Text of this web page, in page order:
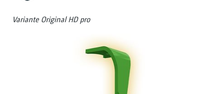
Variante Original HD pro